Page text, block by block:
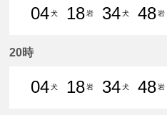
04犬
18岩
34犬
48岩
20時
04犬
18岩
34犬
48岩